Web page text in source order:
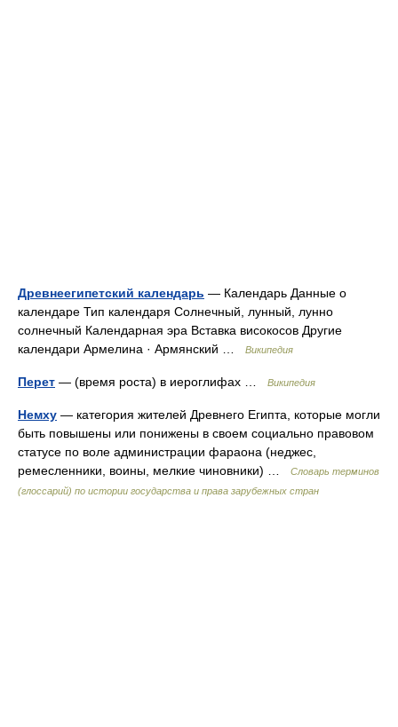
Древнеегипетский календарь — Календарь Данные о
календаре Тип календаря Солнечный, лунный, лунно
солнечный Календарная эра Вставка високосов Другие
календари Армелина · Армянский …
Википедия
Перет — (время роста) в иероглифах … Википедия
Немху — категория жителей Древнего Египта, которые могли
быть повышены или понижены в своем социально правовом
статусе по воле администрации фараона (неджес,
ремесленники, воины, мелкие чиновники) …
Словарь терминов
(глоссарий) по истории государства и права зарубежных стран